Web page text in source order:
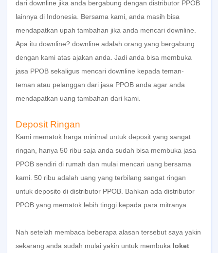
dari downline jika anda bergabung dengan distributor PPOB
lainnya di Indonesia. Bersama kami, anda masih bisa
mendapatkan upah tambahan jika anda mencari downline.
Apa itu downline? downline adalah orang yang bergabung
dengan kami atas ajakan anda. Jadi anda bisa membuka
jasa PPOB sekaligus mencari downline kepada teman-
teman atau pelanggan dari jasa PPOB anda agar anda
mendapatkan uang tambahan dari kami.
Deposit Ringan
Kami mematok harga minimal untuk deposit yang sangat
ringan, hanya 50 ribu saja anda sudah bisa membuka jasa
PPOB sendiri di rumah dan mulai mencari uang bersama
kami. 50 ribu adalah uang yang terbilang sangat ringan
untuk deposito di distributor PPOB. Bahkan ada distributor
PPOB yang mematok lebih tinggi kepada para mitranya.
Nah setelah membaca beberapa alasan tersebut saya yakin
sekarang anda sudah mulai yakin untuk membuka loket